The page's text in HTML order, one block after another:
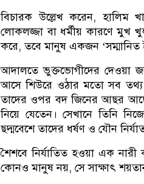
বিচারক উল্লেখ করেন, হালিম
লোকলজ্জা বা ধর্মীয় কারণে মুখ
করে, তবে মানুষ একজন ‘সম্মানিত
আদালতে ভুক্তভোগীদের দেওয়া
আসে শিউরে ওঠার মতো সব
তাদের ওপর বদ জিনের আছর আছে।
নিয়ে যেতেন। সেখানে তিনি
ছদ্মবেশে তাদের ধর্ষণ ও যৌন
শৈশবে নির্যাতিত হওয়া এক
কোনও মানুষ নয়, সে সাক্ষাৎ